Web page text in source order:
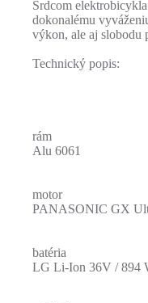
Srdcom
dokonalému
výkon, ale aj slobodu
Technický popis:
rám
Alu 6061
motor
PANASONIC GX
batéria
LG Li-Ion 36V / 894